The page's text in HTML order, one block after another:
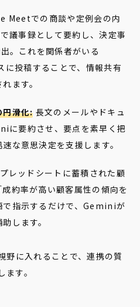
Meetでの商談や定例会の内
議事録として要約し、決定事
。これを関係者がいる
投稿することで、情報共有
ます。
円滑化: 長文のメールやドキュ
に要約させ、要点を素早く把
な意思決定を支援します。
レッドシートに蓄積された顧
約率が高い顧客属性の傾向を
で指示するだけで、Geminiが
します。
野に入れることで、連携の質
す。